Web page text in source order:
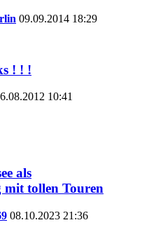
09.09.2014 18:29
! ! !
10:41
als
mit tollen Touren
08.10.2023 21:36